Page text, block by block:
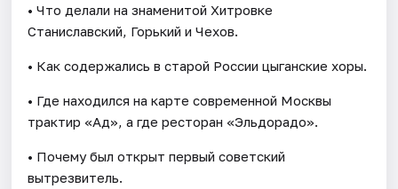
• Что делали на знаменитой Хитровке
Станиславский, Горький и Чехов.
• Как содержались в старой России цыганские хоры.
• Где находился на карте современной Москвы
трактир «Ад», а где ресторан «Эльдорадо».
• Почему был открыт первый советский
вытрезвитель.